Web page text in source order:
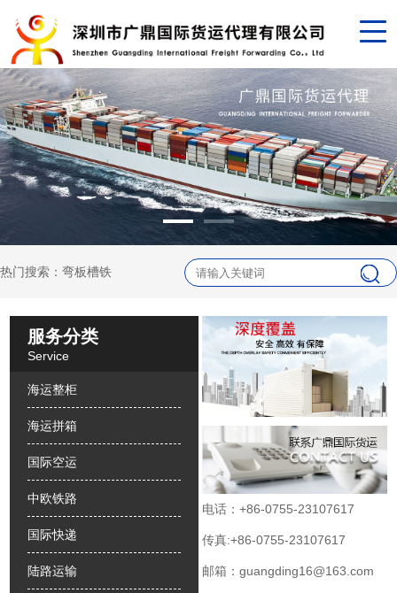
热门搜索：弯板槽铁
服务分类
Service
海运整柜
海运拼箱
国际空运
中欧铁路
国际快递
陆路运输
电话：+86-0755-23107617
传真:+86-0755-23107617
邮箱：guangding16@163.com